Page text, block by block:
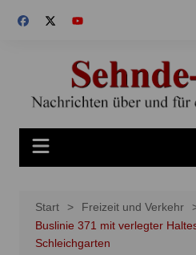
Inhalt
Start
Freizeit und Verkehr
Buslinie 371 mit verlegter
Schleichgarten